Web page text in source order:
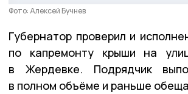
Фото: Алексей Бучнев
Губернатор проверил и
по капремонту крыши на
в Жердевке. Подрядчик
в полном объёме и раньше